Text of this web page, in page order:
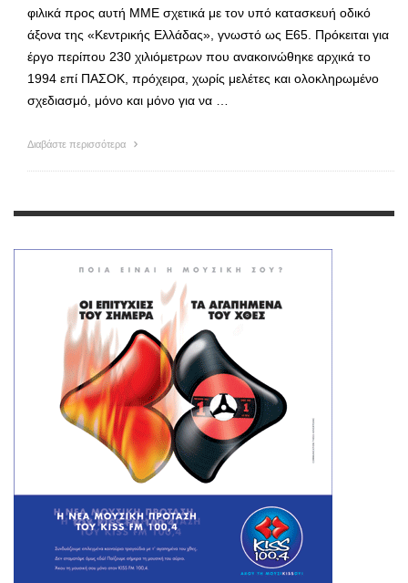
φιλικά προς αυτή ΜΜΕ σχετικά με τον υπό κατασκευή οδικό
άξονα της «Κεντρικής Ελλάδας», γνωστό ως Ε65. Πρόκειται για
έργο περίπου 230 χιλιόμετρων που ανακοινώθηκε αρχικά το
1994 επί ΠΑΣΟΚ, πρόχειρα, χωρίς μελέτες και ολοκληρωμένο
σχεδιασμό, μόνο και μόνο για να …
Διαβάστε περισσότερα